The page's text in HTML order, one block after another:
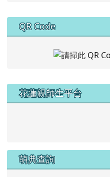
下中右區域內容
QR Code
左邊區域內容
花蓮親師生平台
萌典查詢